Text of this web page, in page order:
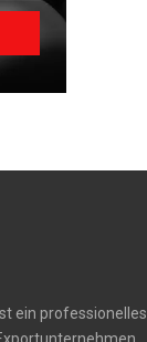
ein professionelles